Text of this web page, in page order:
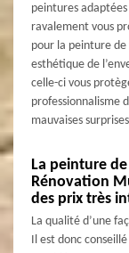
peintures
ravalement vous
pour la peinture de
esthétique de
celle-ci vous
professionnalisme
mauvaises
La peinture
Rénovation
des prix très
La qualité d’une
Il est donc